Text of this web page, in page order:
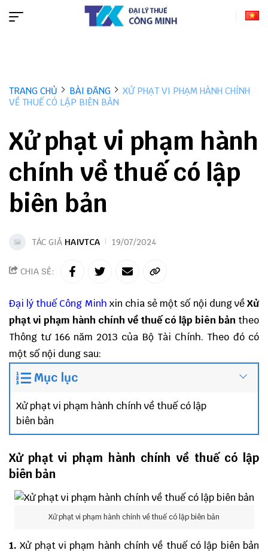
TRANG CHỦ BÀI ĐĂNG
XỬ PHẠT VI PHẠM HÀNH CHÍNH
VỀ THUẾ CÓ LẬP BIÊN BẢN
Xử phạt vi phạm hành
chính về thuế có lập
biên bản
TÁC GIẢ HAIVTCA 19/07/2024
CHIA SẺ:
Đại lý thuế Công Minh xin chia sẻ một số nội dung vềXử
phạt vi phạm hành chính về thuế có lập biên bản theo
Thông tư 166 năm 2013 của Bộ Tài Chính. Theo đó có
một số nội dung sau:
Mục lục
Xử phạt vi phạm hành chính về thuế có lập
biên bản
Xử phạt vi phạm hành chính về thuế có lập
biên bản
Xử phạt vi phạm hành chính về thuế có lập biên bản
1. Xử phạt vi phạm hành chính về thuế có lập biên bản